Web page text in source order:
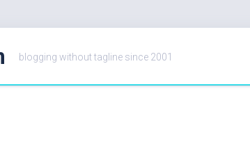
blogging without tagline since 2001